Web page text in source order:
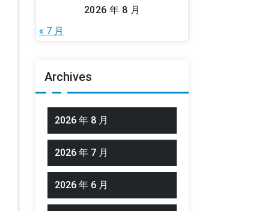
2026 年 8 月
« 7 月
Archives
2026 年 8 月
2026 年 7 月
2026 年 6 月